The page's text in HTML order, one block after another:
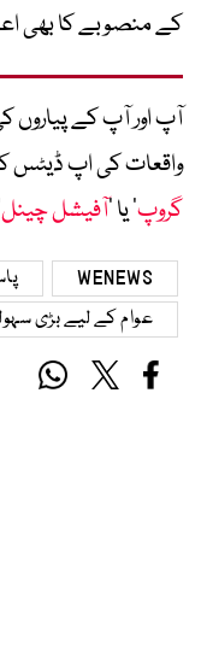
کے منصوبے کا بھی
آپ اور آپ کے پیاروں
واقعات کی اپ ڈیٹس
گروپ‘ یا ’آفیشل چینل
WENEWS
عوام کے لیے بڑی